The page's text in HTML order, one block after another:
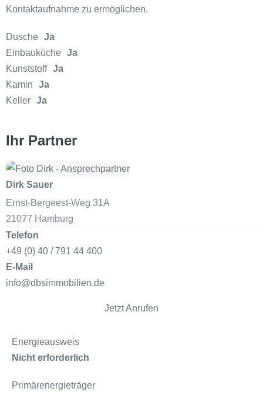
Kontaktaufnahme zu ermöglichen.
Dusche Ja
Einbauküche Ja
Kunststoff Ja
Kamin
Ja
Keller Ja
Ihr Partner
Dirk Sauer
Ernst-Bergeest-Weg 31A
21077 Hamburg
Telefon
+49 (0) 40 / 791 44 400
E-Mail
info@dbsimmobilien.de
Jetzt Anrufen
Energieausweis
Nicht erforderlich
Primärenergieträger